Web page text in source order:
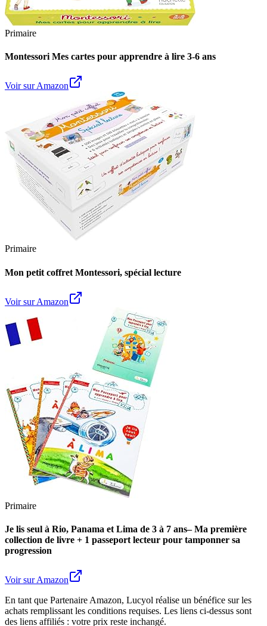
Primaire
Montessori Mes cartes pour apprendre à lire 3-6 ans
Voir sur Amazon
Primaire
Mon petit coffret Montessori, spécial lecture
Voir sur Amazon
Primaire
Je lis seul à Rio, Panama et Lima de 3 à 7 ans– Ma première
collection de livre + 1 passeport lecteur pour tamponner sa
progression
Voir sur Amazon
En tant que Partenaire Amazon, Lucyol réalise un bénéfice sur les
achats remplissant les conditions requises. Les liens ci-dessus sont
des liens affiliés : votre prix reste inchangé.